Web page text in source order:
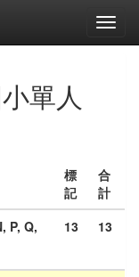
單人
標
記
合
計
P, Q,
13 13